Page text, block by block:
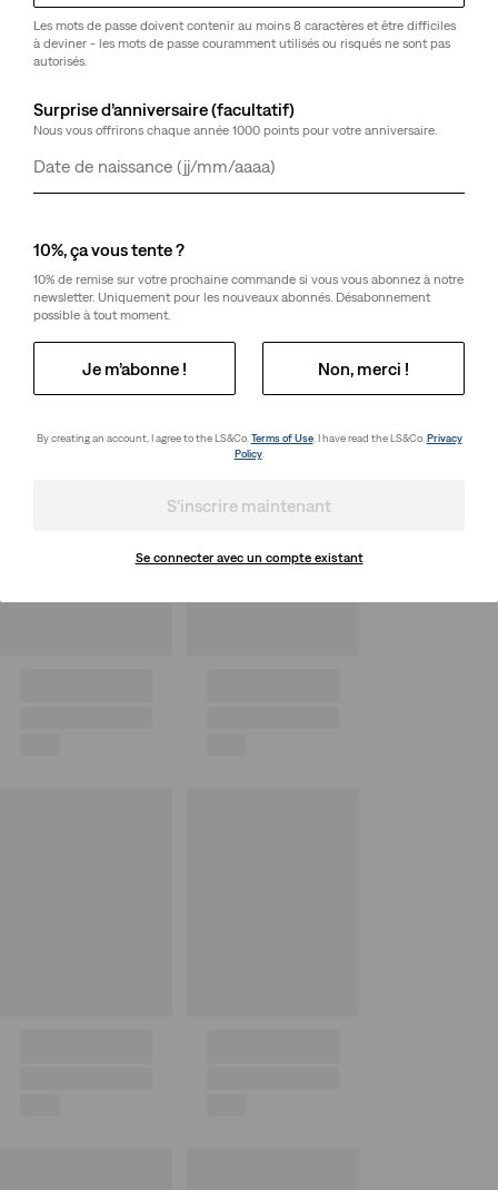
Les mots de passe doivent contenir au moins 8 caractères et être difficiles
à deviner - les mots de passe couramment utilisés ou risqués ne sont pas
autorisés.
Surprise d’anniversaire (facultatif)
Nous vous offrirons chaque année 1000 points pour votre anniversaire.
Jour
Mois
Année
10%, ça vous tente ?
10% de remise sur votre prochaine commande si vous vous abonnez à notre
newsletter. Uniquement pour les nouveaux abonnés. Désabonnement
possible à tout moment.
Je m’abonne ! Non, merci !
By creating an account, I agree to the LS&Co. Terms of Use. I have read the LS&Co. Privacy
Policy.
S'inscrire maintenant
Se connecter avec un compte existant